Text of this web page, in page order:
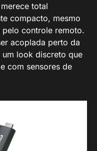
total
compacto, mesmo
controle remoto.
acoplada perto da
look discreto que
com sensores de